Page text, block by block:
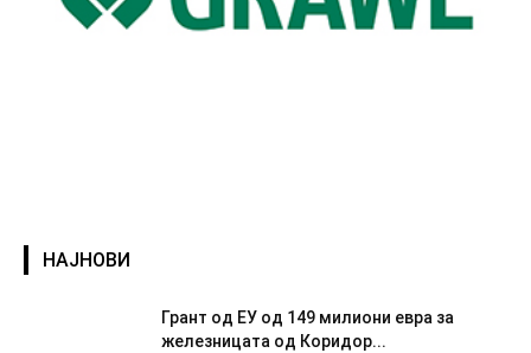
НАЈНОВИ
Грант од ЕУ од 149 милиони евра за
железницата од Коридор...